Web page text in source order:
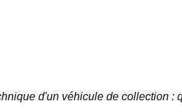
d'un véhicule de collection :